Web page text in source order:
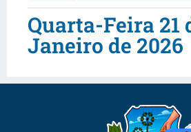
Quarta-Feira 21
Janeiro de 2026